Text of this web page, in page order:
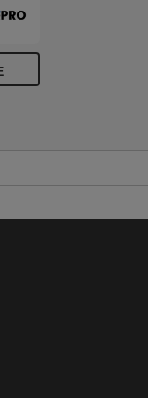
en
de
las